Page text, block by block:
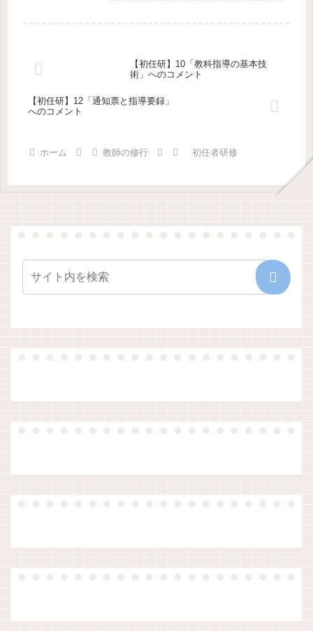
【初任研】10「教科指導の基本技
術」へのコメント
【初任研】12「通知票と指導要録」
へのコメント
ホーム 教師の修行 初任者研修